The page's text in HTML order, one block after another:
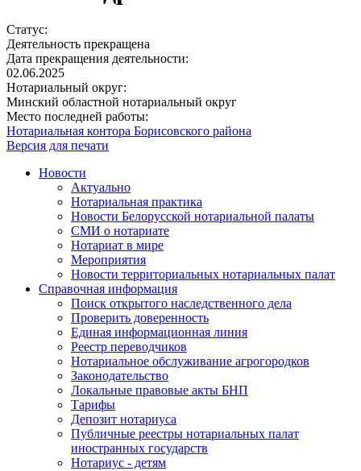
Статус:
Деятельность прекращена
Дата прекращения деятельности:
02.06.2025
Нотариальный округ:
Минский областной нотариальный округ
Место последней работы:
Нотариальная контора Борисовского района
Версия для печати
Новости
Актуально
Нотариальная практика
Новости Белорусской нотариальной палаты
СМИ о нотариате
Нотариат в мире
Мероприятия
Новости территориальных нотариальных палат
Справочная информация
Поиск открытого наследственного дела
Проверить доверенность
Единая информационная линия
Реестр переводчиков
Нотариальное обслуживание агрогородков
Законодательство
Локальные правовые акты БНП
Тарифы
Депозит нотариуса
Публичные реестры нотариальных палат
иностранных государств
Нотариус - детям